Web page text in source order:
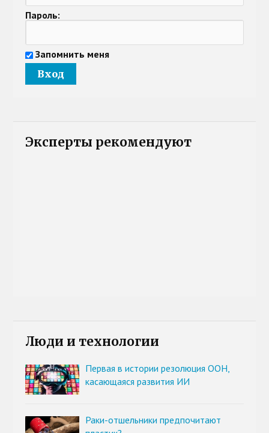
Пароль:
Запомнить меня
Эксперты рекомендуют
Люди и технологии
Первая в истории резолюция ООН,
касающаяся развития ИИ
Раки-отшельники предпочитают